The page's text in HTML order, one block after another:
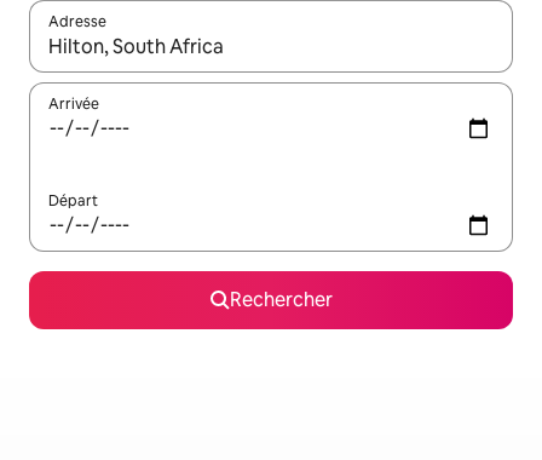
Adresse
Lorsque les résultats s'affichent, utilisez les flèches vers le
Arrivée
Départ
Rechercher